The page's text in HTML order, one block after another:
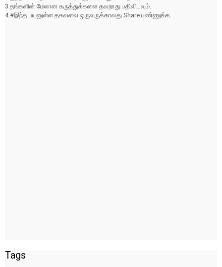
3.தங்களின் மேலான கருத்துக்களை தவறாது பதிவிடவும்.
4.#இந்த பயனுள்ள தகவலை ஒருவருக்காவது Share பண்ணுங்க.
Tags